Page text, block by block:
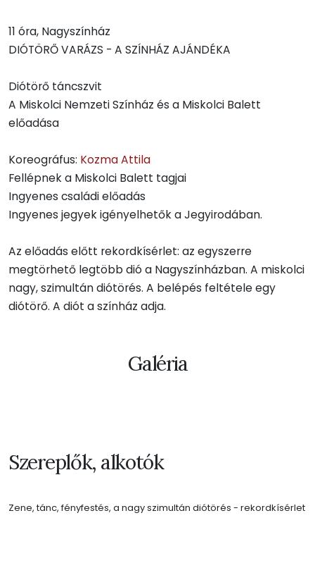
11 óra, Nagyszínház
DIÓTÖRŐ VARÁZS - A SZÍNHÁZ AJÁNDÉKA
Diótörő táncszvit
A Miskolci Nemzeti Színház és a Miskolci Balett
előadása
Koreográfus: Kozma Attila
Fellépnek a Miskolci Balett tagjai
Ingyenes családi előadás
Ingyenes jegyek igényelhetők a Jegyirodában.
Az előadás előtt rekordkísérlet: az egyszerre
megtörhető legtöbb dió a Nagyszínházban. A miskolci
nagy, szimultán diótörés. A belépés feltétele egy
diótörő. A diót a színház adja.
Galéria
Szereplők, alkotók
Zene, tánc, fényfestés, a nagy szimultán diótörés - rekordkísérlet